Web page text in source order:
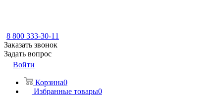
8 800 333-30-11
Заказать звонок
Задать вопрос
Войти
Корзина0
Избранные товары0